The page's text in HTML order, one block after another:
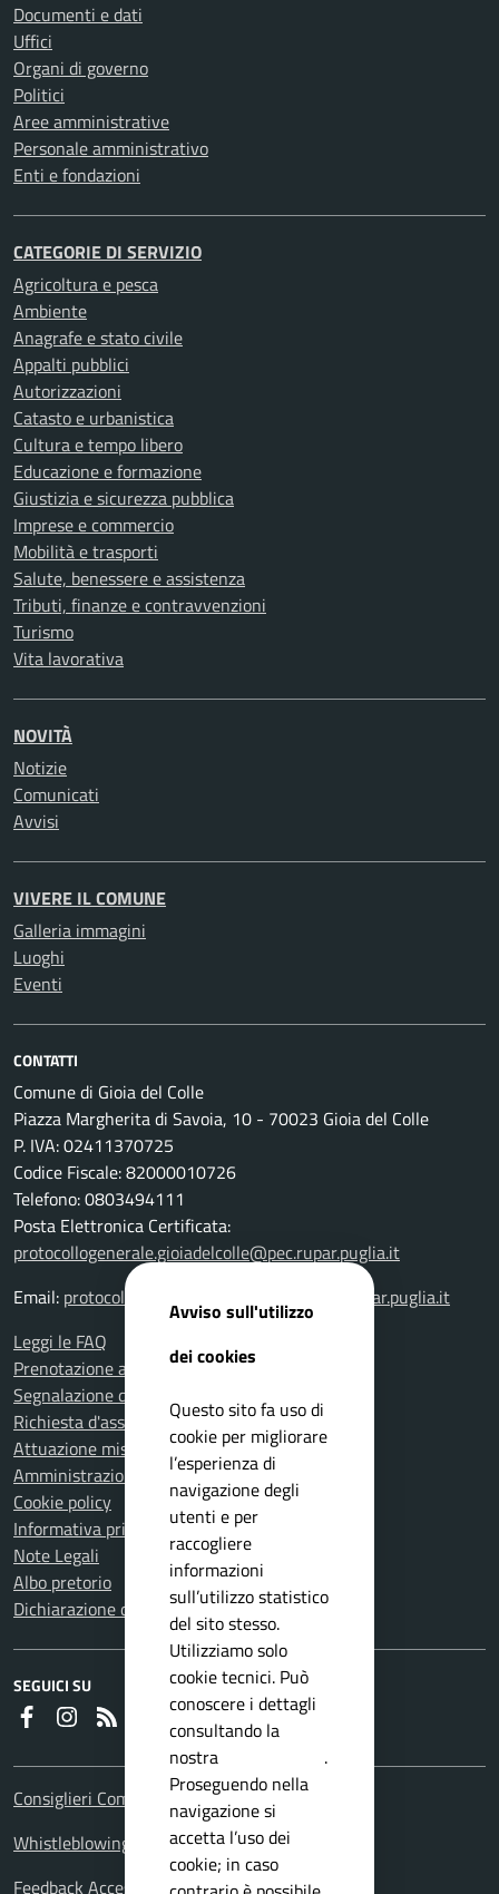
Documenti e dati
Uffici
Organi di governo
Politici
Aree amministrative
Personale amministrativo
Enti e fondazioni
CATEGORIE DI SERVIZIO
Agricoltura e pesca
Ambiente
Anagrafe e stato civile
Appalti pubblici
Autorizzazioni
Catasto e urbanistica
Cultura e tempo libero
Educazione e formazione
Giustizia e sicurezza pubblica
Imprese e commercio
Mobilità e trasporti
Salute, benessere e assistenza
Tributi, finanze e contravvenzioni
Turismo
Vita lavorativa
NOVITÀ
Notizie
Comunicati
Avvisi
VIVERE IL COMUNE
Galleria immagini
Luoghi
Eventi
CONTATTI
Comune di Gioia del Colle
Piazza Margherita di Savoia, 10 - 70023 Gioia del Colle
P. IVA: 02411370725
Codice Fiscale: 82000010726
Telefono: 0803494111
Posta Elettronica Certificata:
protocollogenerale.gioiadelcolle@pec.rupar.puglia.it
Email: protocollogenerale.gioiadelcolle@pec.rupar.puglia.it
Leggi le FAQ
Prenotazione appuntamento
Segnalazione disservizio
Richiesta d'assistenza
Attuazione misure PNRR
Amministrazione trasparente
Cookie policy
Informativa privacy
Note Legali
Albo pretorio
Dichiarazione di accessibilità
SEGUICI SU
FaceboookInstagram
Consiglieri Comunali
Whistleblowing Policy
Feedback Accessibilita
Avviso sull'utilizzo
dei cookies
Questo sito fa uso di
cookie per migliorare
l’esperienza di
navigazione degli
utenti e per
raccogliere
informazioni
sull’utilizzo statistico
del sito stesso.
Utilizziamo solo
cookie tecnici. Può
conoscere i dettagli
consultando la
nostra
.
Proseguendo nella
navigazione si
accetta l’uso dei
cookie; in caso